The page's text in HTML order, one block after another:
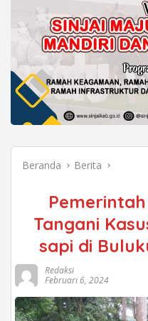
Beranda Berita
Tangani
sapi di
Redaksi
Februari 6, 2024